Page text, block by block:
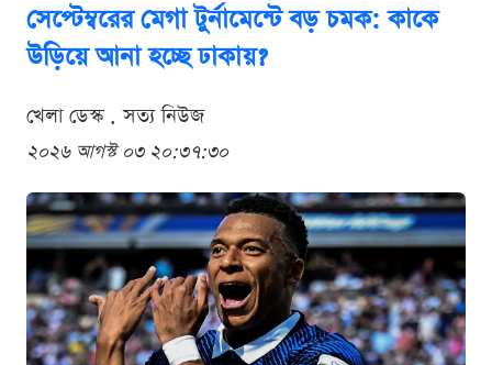
সেপ্টেম্বরের মেগা টুর্নামেন্টে বড় চমক: কাকে
উড়িয়ে আনা হচ্ছে ঢাকায়?
খেলা ডেস্ক . সত্য নিউজ
২০২৬ আগস্ট ০৩ ২০:৩৭:৩০